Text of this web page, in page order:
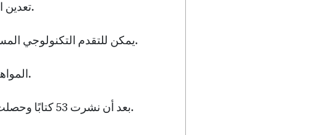
تعدين البيتكوين يمكن أن يخفض من تكاليف الطاقة رغم متطلباته العالية من الطاقة.
يمكن للتقدم التكنولوجي المسؤول أن يشق الطريق لتحقيق فوائد اقتصادية، مما يوفر حدودًا جديدة للابتكار.
المواهب الشبابية تزدهر، حيث يبرز الطفل ذو العشر سنوات الظبي المهيري كملهم.
بعد أن نشرت 53 كتابًا وحصلت على جائزة ديانا لتعزيز القراءة، تعتبر قصتها منارة لما يمكن أن يحققه العزم.